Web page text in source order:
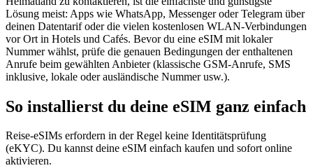
Lösung meist: Apps wie WhatsApp, Messenger oder Telegram über
deinen Datentarif oder die vielen kostenlosen WLAN-Verbindungen
vor Ort in Hotels und Cafés. Bevor du eine eSIM mit lokaler
Nummer wählst, prüfe die genauen Bedingungen der enthaltenen
Anrufe beim gewählten Anbieter (klassische GSM-Anrufe, SMS
inklusive, lokale oder ausländische Nummer usw.).
So installierst du deine eSIM ganz einfach
Reise-eSIMs erfordern in der Regel keine Identitätsprüfung
(eKYC). Du kannst deine eSIM einfach kaufen und sofort online
aktivieren.